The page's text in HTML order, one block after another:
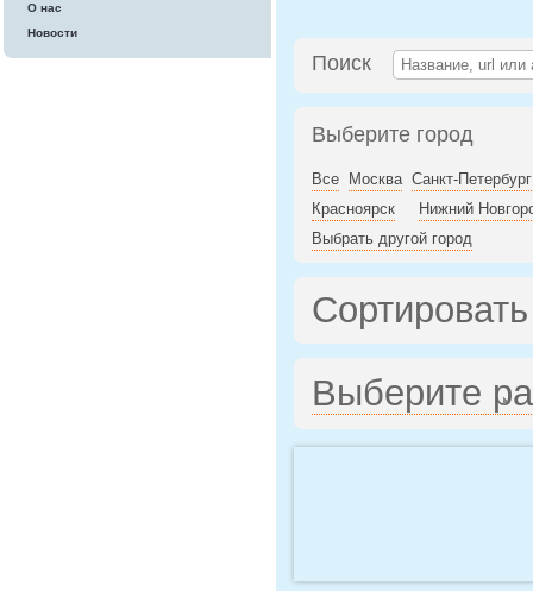
О нас
Новости
Поиск
Выберите город
Все Москва Санкт-Петербург
Красноярск
Нижний
Выбрать другой город
Выберите